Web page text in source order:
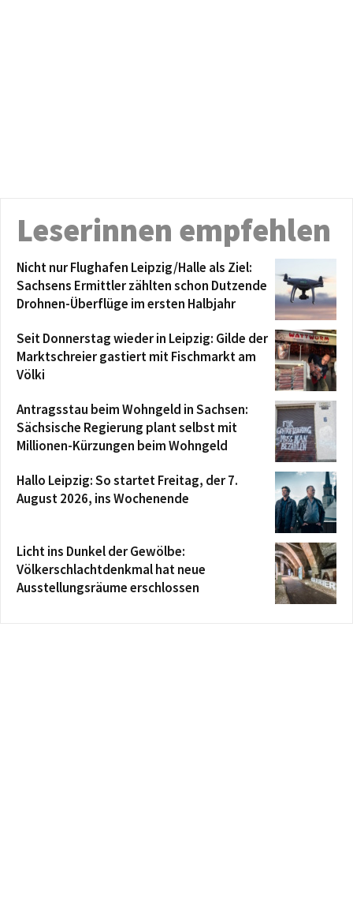
Leserinnen empfehlen
Nicht nur Flughafen Leipzig/Halle als Ziel:
Sachsens Ermittler zählten schon Dutzende
Drohnen-Überflüge im ersten Halbjahr
Seit Donnerstag wieder in Leipzig: Gilde der
Marktschreier gastiert mit Fischmarkt am
Völki
Antragsstau beim Wohngeld in Sachsen:
Sächsische Regierung plant selbst mit
Millionen-Kürzungen beim Wohngeld
Hallo Leipzig: So startet Freitag, der 7.
August 2026, ins Wochenende
Licht ins Dunkel der Gewölbe:
Völkerschlachtdenkmal hat neue
Ausstellungsräume erschlossen